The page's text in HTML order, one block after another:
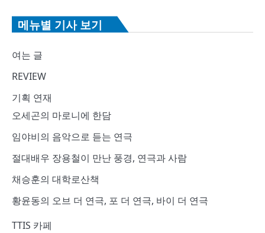
메뉴별 기사 보기
여는 글
REVIEW
기획 연재
오세곤의 마로니에 한담
임야비의 음악으로 듣는 연극
절대배우 장용철이 만난 풍경, 연극과 사람
채승훈의 대학로산책
황윤동의 오브 더 연극, 포 더 연극, 바이 더 연극
TTIS 카페